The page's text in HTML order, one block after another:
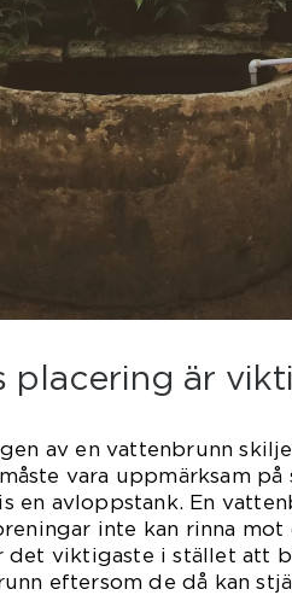
placering är
av en vattenbrunn
vara uppmärksam
en avloppstank. En
inte kan rinna
det viktigaste i stället att
eftersom de då kan